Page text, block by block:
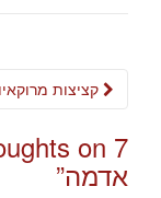
7 thoughts on “
אדמה”